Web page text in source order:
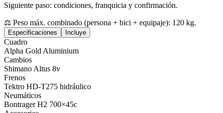
Siguiente paso: condiciones, franquicia y confirmación.
⚖️ Peso máx. combinado (persona + bici + equipaje): 120 kg.
Especificaciones Incluye
Cuadro
Alpha Gold Aluminium
Cambios
Shimano Altus 8v
Frenos
Tektro HD-T275 hidráulico
Neumáticos
Bontrager H2 700×45c